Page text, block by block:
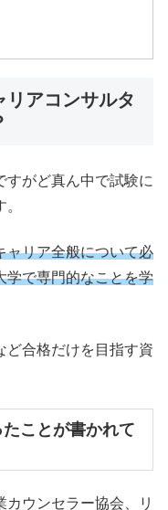
アコンサルタ
すがど真ん中で試験に
ャリア全般について必
学で専門的なことを学
ど合格だけを目指す資
ことが書かれて
ウンセラー協会、リ